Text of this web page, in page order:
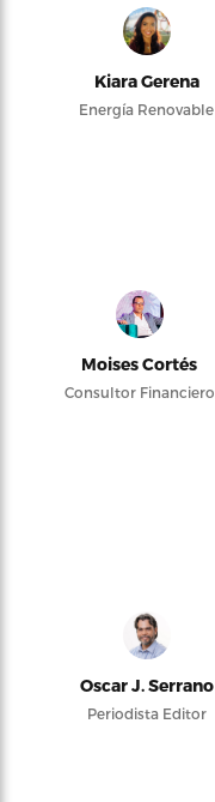
Kiara Gerena
Energía Renovable
Moises Cortés
Consultor Financiero
Oscar J. Serrano
Periodista Editor